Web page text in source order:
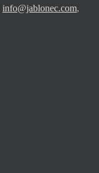
info@jablonec.com,